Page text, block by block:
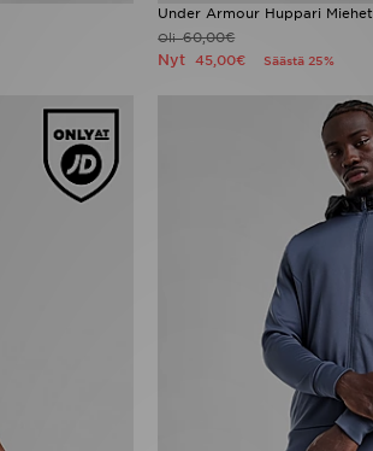
Under Armour Huppari Miehet
Oli60,00€
Nyt45,00€ Säästä 25%